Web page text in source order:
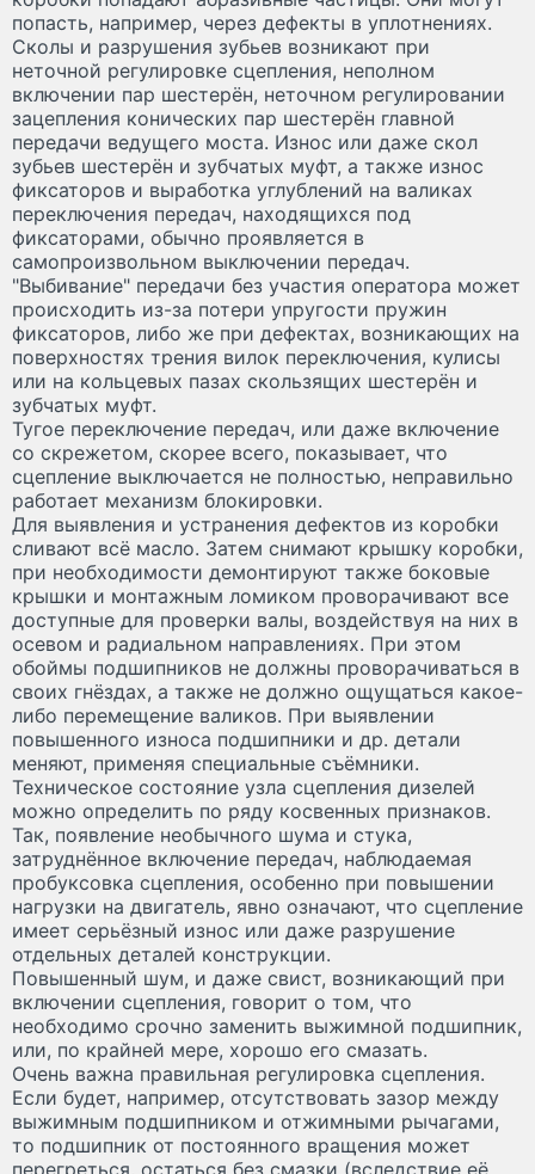
попасть, например, через дефекты в уплотнениях.
Сколы и разрушения зубьев возникают при
неточной регулировке сцепления, неполном
включении пар шестерён, неточном регулировании
зацепления конических пар шестерён главной
передачи ведущего моста. Износ или даже скол
зубьев шестерён и зубчатых муфт, а также износ
фиксаторов и выработка углублений на валиках
переключения передач, находящихся под
фиксаторами, обычно проявляется в
самопроизвольном выключении передач.
"Выбивание" передачи без участия оператора может
происходить из-за потери упругости пружин
фиксаторов, либо же при дефектах, возникающих на
поверхностях трения вилок переключения, кулисы
или на кольцевых пазах скользящих шестерён и
зубчатых муфт.
Тугое переключение передач, или даже включение
со скрежетом, скорее всего, показывает, что
сцепление выключается не полностью, неправильно
работает механизм блокировки.
Для выявления и устранения дефектов из коробки
сливают всё масло. Затем снимают крышку коробки,
при необходимости демонтируют также боковые
крышки и монтажным ломиком проворачивают все
доступные для проверки валы, воздействуя на них в
осевом и радиальном направлениях. При этом
обоймы подшипников не должны проворачиваться в
своих гнёздах, а также не должно ощущаться какое-
либо перемещение валиков. При выявлении
повышенного износа подшипники и др. детали
меняют, применяя специальные съёмники.
Техническое состояние узла сцепления дизелей
можно определить по ряду косвенных признаков.
Так, появление необычного шума и стука,
затруднённое включение передач, наблюдаемая
пробуксовка сцепления, особенно при повышении
нагрузки на двигатель, явно означают, что сцепление
имеет серьёзный износ или даже разрушение
отдельных деталей конструкции.
Повышенный шум, и даже свист, возникающий при
включении сцепления, говорит о том, что
необходимо срочно заменить выжимной подшипник,
или, по крайней мере, хорошо его смазать.
Очень важна правильная регулировка сцепления.
Если будет, например, отсутствовать зазор между
выжимным подшипником и отжимными рычагами,
то подшипник от постоянного вращения может